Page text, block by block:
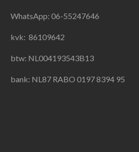
o
k
g
a
A
WhatsApp: 06-55247646
kvk: 86109642
btw: NL004193543B13
bank: NL87 RABO 0197 8394 95